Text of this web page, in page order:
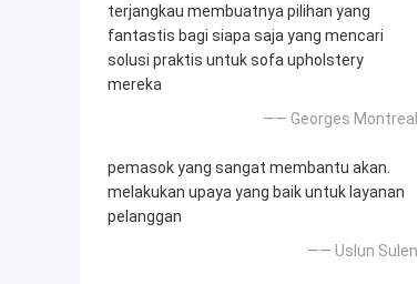
terjangkau membuatnya pilihan yang
fantastis bagi siapa saja yang mencari
solusi praktis untuk sofa upholstery
mereka
—— Georges Montreal
pemasok yang sangat membantu akan.
melakukan upaya yang baik untuk layanan
pelanggan
—— Uslun Sulen